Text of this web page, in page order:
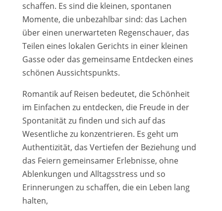
schaf­fen. Es sind die klei­nen, spon­ta­nen
Momente, die unbe­zahl­bar sind: das Lachen
über einen uner­war­te­ten Regenschauer, das
Teilen eines loka­len Gerichts in einer klei­nen
Gasse oder das gemein­sa­me Entdecken eines
schö­nen Aussichtspunkts.
Romantik auf Reisen bedeu­tet, die Schönheit
im Einfachen zu ent­de­cken, die Freude in der
Spontanität zu fin­den und sich auf das
Wesentliche zu kon­zen­trie­ren. Es geht um
Authentizität, das Vertiefen der Beziehung und
das Feiern gemein­sa­mer Erlebnisse, ohne
Ablenkungen und Alltagsstress und so
Erinnerungen zu schaf­fen, die ein Leben lang
hal­ten,